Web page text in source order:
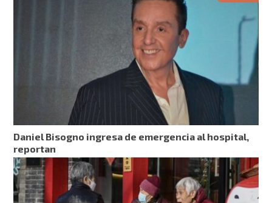
Daniel Bisogno ingresa de emergencia al hospital,
reportan